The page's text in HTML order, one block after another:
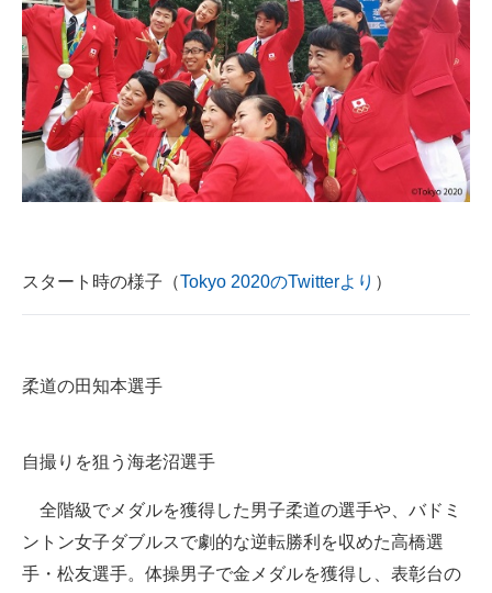
モノづくり技術者専門サイト
エレクトロニクス専門サイト
電子設計の基本と応用
エネルギーの専門メディア
建設×テクノロジーの最前線
スタート時の様子（Tokyo 2020のTwitterより ）
柔道の田知本選手
自撮りを狙う海老沼選手
全階級でメダルを獲得した男子柔道の選手や、バドミ
ントン女子ダブルスで劇的な逆転勝利を収めた高橋選
手・松友選手。体操男子で金メダルを獲得し、表彰台の